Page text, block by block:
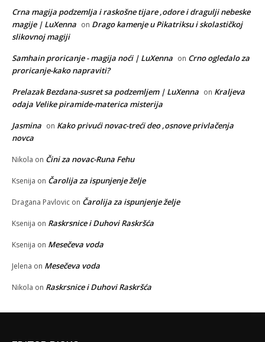
Crna magija podzemlja i raskošne tijare ,odore i dragulji nebeske
magije | LuXenna on Drago kamenje u Pikatriksu i skolastičkoj
slikovnoj magiji
Samhain proricanje - magija noći | LuXenna on Crno ogledalo za
proricanje-kako napraviti?
Prelazak Bezdana-susret sa podzemljem | LuXenna on Kraljeva
odaja Velike piramide-materica misterija
Jasmina on Kako privući novac-treći deo ,osnove privlačenja
novca
Nikola on Čini za novac-Runa Fehu
Ksenija on Čarolija za ispunjenje želje
Dragana Pavlovic on Čarolija za ispunjenje želje
Ksenija on Raskrsnice i Duhovi Raskršća
Ksenija on Mesečeva voda
Jelena on Mesečeva voda
Nikola on Raskrsnice i Duhovi Raskršća